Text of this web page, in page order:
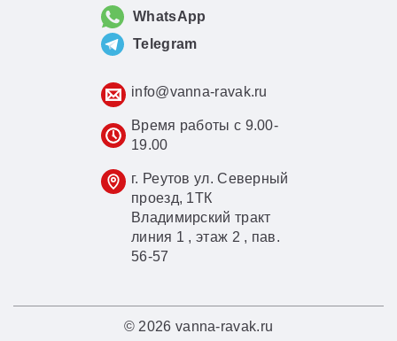
WhatsApp
Telegram
info@vanna-ravak.ru
Время работы с 9.00-
19.00
г. Реутов ул. Северный
проезд, 1ТК
Владимирский тракт
линия 1 , этаж 2 , пав.
56-57
© 2026 vanna-ravak.ru